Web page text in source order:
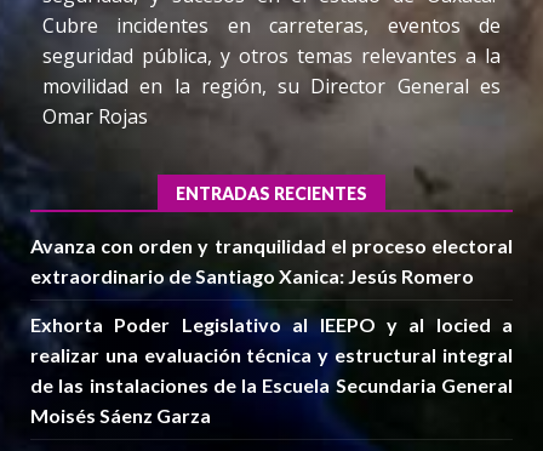
Cubre incidentes en carreteras, eventos de
seguridad pública, y otros temas relevantes a la
movilidad en la región, su Director General es
Omar Rojas
ENTRADAS RECIENTES
Avanza con orden y tranquilidad el proceso electoral
extraordinario de Santiago Xanica: Jesús Romero
Exhorta Poder Legislativo al IEEPO y al Iocied a
realizar una evaluación técnica y estructural integral
de las instalaciones de la Escuela Secundaria General
Moisés Sáenz Garza